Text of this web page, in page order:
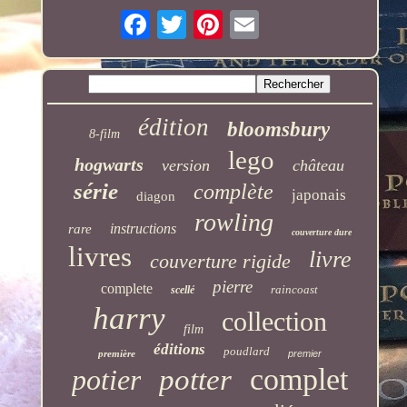
8-film édition bloomsbury
hogwarts version lego château
série diagon complète japonais
rare instructions rowling couverture dure
livres couverture rigide livre
complete scellé pierre raincoast
harry film collection
première éditions poudlard premier
potier potter complet